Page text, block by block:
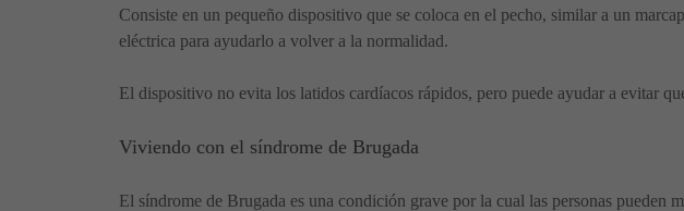
Consiste en un pequeño dispositivo que se coloca en el pecho, similar a un
eléctrica para ayudarlo a volver a la normalidad.
El dispositivo no evita los latidos cardíacos rápidos, pero puede ayudar a evitar
Viviendo con el síndrome de Brugada
El síndrome de Brugada es una condición grave por la cual las personas